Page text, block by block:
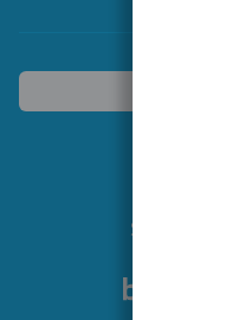
Suivez-nous